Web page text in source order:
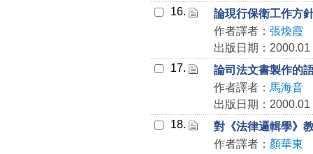
16.
論現行保衛工作方
作者譯者： 張煥霞
出版日期：2000.01
17.
論司法文書製作的
作者譯者： 馬海音
出版日期：2000.01
18.
對《法律邏輯學》
作者譯者： 顏華東